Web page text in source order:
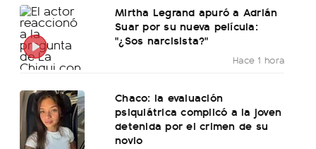
Mirtha Legrand apuró a Adrián
Suar por su nueva película:
"¿Sos narcisista?"
Hace 1 hora
Chaco: la evaluación
psiquiátrica complicó a la joven
detenida por el crimen de su
novio